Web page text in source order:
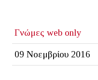
Γνώμες web only
09 Νοεμβρίου 2016